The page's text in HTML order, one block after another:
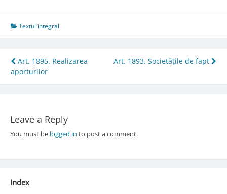
Textul integral
Post
navigation
Art. 1895. Realizarea
aporturilor
Art. 1893. Societăţile de fapt
Leave a Reply
You must be logged in to post a comment.
Index